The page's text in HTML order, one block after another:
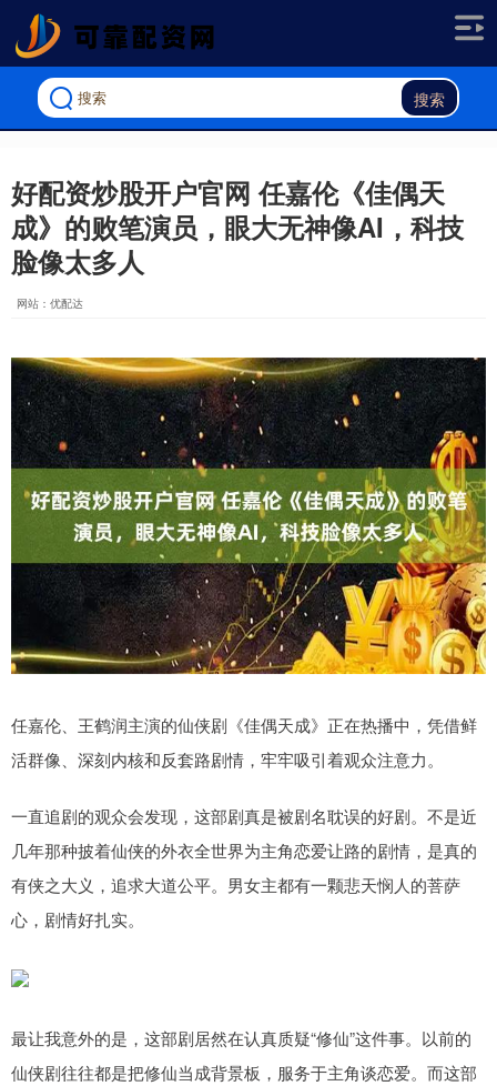
搜索
好配资炒股开户官网 任嘉伦《佳偶天
成》的败笔演员，眼大无神像AI，科技
脸像太多人
网站：优配达
任嘉伦、王鹤润主演的仙侠剧《佳偶天成》正在热播中，凭借鲜
活群像、深刻内核和反套路剧情，牢牢吸引着观众注意力。
一直追剧的观众会发现，这部剧真是被剧名耽误的好剧。不是近
几年那种披着仙侠的外衣全世界为主角恋爱让路的剧情，是真的
有侠之大义，追求大道公平。男女主都有一颗悲天悯人的菩萨
心，剧情好扎实。
最让我意外的是，这部剧居然在认真质疑“修仙”这件事。以前的
仙侠剧往往都是把修仙当成背景板，服务于主角谈恋爱。而这部